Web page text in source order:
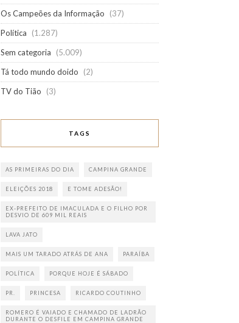
Os Campeões da Informação
(37)
Política
(1.287)
Sem categoria
(5.009)
Tá todo mundo doido
(2)
TV do Tião
(3)
TAGS
AS PRIMEIRAS DO DIA CAMPINA GRANDE
ELEIÇÕES 2018 E TOME ADESÃO!
EX-PREFEITO DE IMACULADA E O FILHO POR
DESVIO DE 609 MIL REAIS
LAVA JATO
MAIS UM TARADO ATRÁS DE ANA PARAÍBA
POLÍTICA PORQUE HOJE É SÁBADO
PR. PRINCESA RICARDO COUTINHO
ROMERO É VAIADO E CHAMADO DE LADRÃO
DURANTE O DESFILE EM CAMPINA GRANDE